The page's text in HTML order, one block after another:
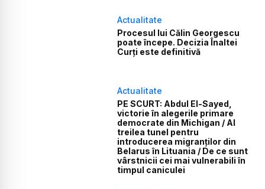
Actualitate
Procesul lui Călin Georgescu
poate începe. Decizia Înaltei
Curți este definitivă
Actualitate
PE SCURT: Abdul El-Sayed,
victorie în alegerile primare
democrate din Michigan / Al
treilea tunel pentru
introducerea migranților din
Belarus în Lituania / De ce sunt
vârstnicii cei mai vulnerabili în
timpul caniculei